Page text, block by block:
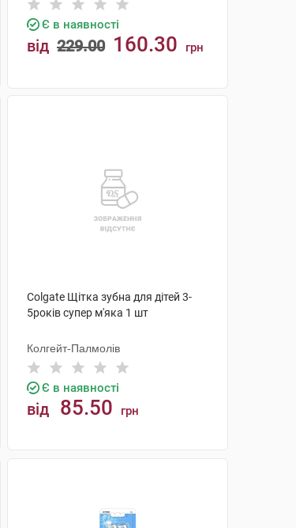
Є в наявності
від 229.00 160.30 грн
Colgate Щітка зубна для дітей 3-
5років супер м'яка 1 шт
Колгейт-Палмолів
Є в наявності
від 85.50 грн